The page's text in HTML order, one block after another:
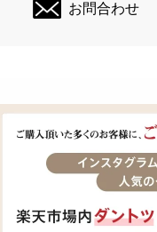
お問合わせ